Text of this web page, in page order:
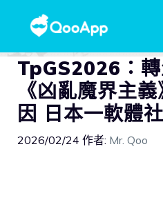
TpGS2026：轉
《凶亂魔界主
因 日本一軟體
2026/02/24 作者: Mr. Qoo